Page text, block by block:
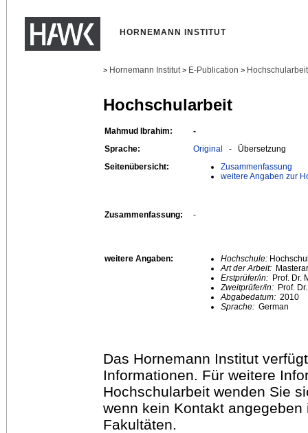
HORNEMANN INSTITUT
> Hornemann Institut > E-Publication >
Hochschularbeit
Mahmud Ibrahim:
-
Sprache:
Original - Übersetzung
Seitenübersicht:
Zusammenfassung
weitere Angaben zur
Zusammenfassung: -
weitere Angaben: Hochschule:
Art der Arbeit:
Erstprüfer/in: Prof. Dr.
Zweitprüfer/in: Prof.
Abgabedatum: 2010
Sprache: German
Das Hornemann Institut
Informationen. Für weitere
Hochschularbeit wenden Sie
wenn kein Kontakt
Fakultäten.